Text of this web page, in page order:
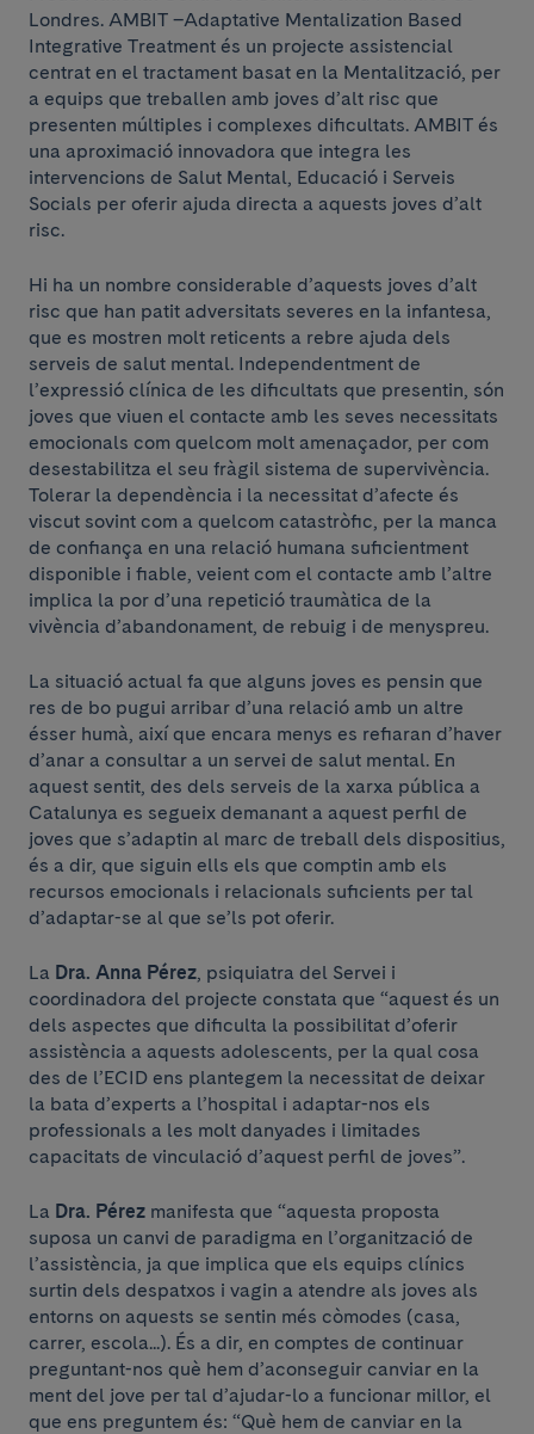
Londres. AMBIT –Adaptative Mentalization Based
Integrative Treatment és un projecte assistencial
centrat en el tractament basat en la Mentalització, per
a equips que treballen amb joves d’alt risc que
presenten múltiples i complexes dificultats. AMBIT és
una aproximació innovadora que integra les
intervencions de Salut Mental, Educació i Serveis
Socials per oferir ajuda directa a aquests joves d’alt
risc.
Hi ha un nombre considerable d’aquests joves d’alt
risc que han patit adversitats severes en la infantesa,
que es mostren molt reticents a rebre ajuda dels
serveis de salut mental. Independentment de
l’expressió clínica de les dificultats que presentin, són
joves que viuen el contacte amb les seves necessitats
emocionals com quelcom molt amenaçador, per com
desestabilitza el seu fràgil sistema de supervivència.
Tolerar la dependència i la necessitat d’afecte és
viscut sovint com a quelcom catastròfic, per la manca
de confiança en una relació humana suficientment
disponible i fiable, veient com el contacte amb l’altre
implica la por d’una repetició traumàtica de la
vivència d’abandonament, de rebuig i de menyspreu.
La situació actual fa que alguns joves es pensin que
res de bo pugui arribar d’una relació amb un altre
ésser humà, així que encara menys es refiaran d’haver
d’anar a consultar a un servei de salut mental. En
aquest sentit, des dels serveis de la xarxa pública a
Catalunya es segueix demanant a aquest perfil de
joves que s’adaptin al marc de treball dels dispositius,
és a dir, que siguin ells els que comptin amb els
recursos emocionals i relacionals suficients per tal
d’adaptar-se al que se’ls pot oferir.
La Dra. Anna Pérez, psiquiatra del Servei i
coordinadora del projecte constata que “aquest és un
dels aspectes que dificulta la possibilitat d’oferir
assistència a aquests adolescents, per la qual cosa
des de l’ECID ens plantegem la necessitat de deixar
la bata d’experts a l’hospital i adaptar-nos els
professionals a les molt danyades i limitades
capacitats de vinculació d’aquest perfil de joves”.
La Dra. Pérez manifesta que “aquesta proposta
suposa un canvi de paradigma en l’organització de
l’assistència, ja que implica que els equips clínics
surtin dels despatxos i vagin a atendre als joves als
entorns on aquests se sentin més còmodes (casa,
carrer, escola...). És a dir, en comptes de continuar
preguntant-nos què hem d’aconseguir canviar en la
ment del jove per tal d’ajudar-lo a funcionar millor, el
que ens preguntem és: “Què hem de canviar en la